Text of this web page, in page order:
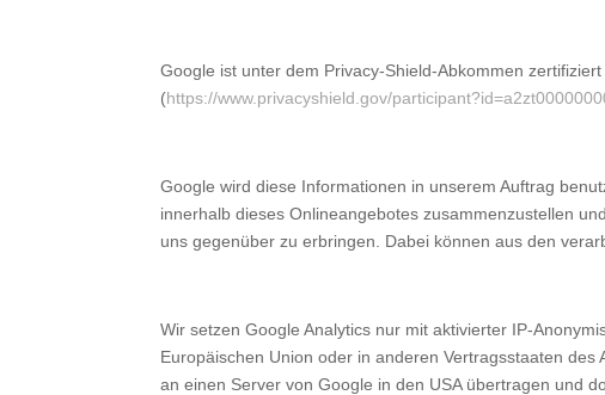
Google ist unter dem Privacy-Shield-Abkommen
(https://www.privacyshield.gov/
Google wird diese Informationen in unserem Auftrag
innerhalb dieses Onlineangebotes zusammenzustellen
uns gegenüber zu erbringen. Dabei können aus den
Wir setzen Google Analytics nur mit aktivierter IP-
Europäischen Union oder in anderen Vertragsstaaten
an einen Server von Google in den USA übertragen und